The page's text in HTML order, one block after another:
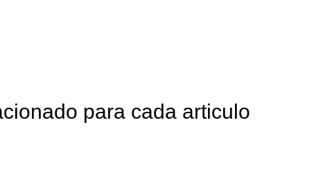
para cada articulo